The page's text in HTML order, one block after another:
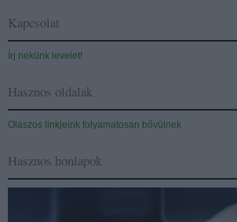
Kapcsolat
Írj nekünk levelet!
Hasznos oldalak
Olaszos linkjeink folyamatosan bővülnek
Hasznos honlapok